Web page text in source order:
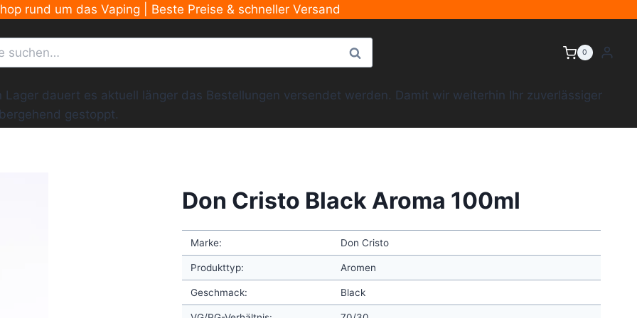
rund um das Vaping | Beste Preise & schneller Versand
Suche 0
dauert es aktuell länger das Bestellungen versendet werden. Damit wir weiterhin Ihr zuverlässiger
gestoppt.
Don Cristo Black Aroma 100ml
Marke: Don Cristo
Produkttyp: Aromen
Geschmack: Black